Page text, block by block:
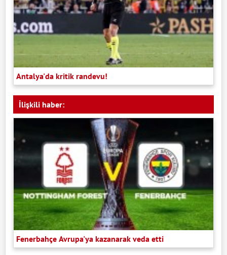
Antalya'da kritik randevu!
İlişkili haber:
Fenerbahçe Avrupa'ya kazanarak veda etti